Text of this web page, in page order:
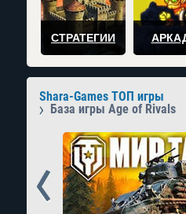
СТРАТЕГИИ
Shara-Games ТОП игры
База игры Age of Rivals
Prev